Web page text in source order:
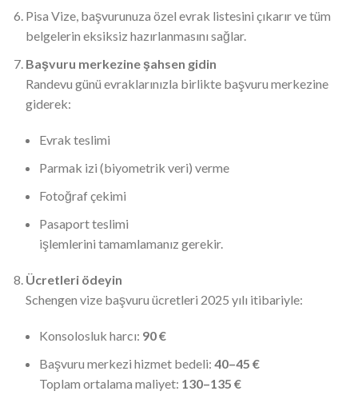
Pisa Vize, başvurunuza özel evrak listesini çıkarır ve tüm
belgelerin eksiksiz hazırlanmasını sağlar.
Başvuru merkezine şahsen gidin
Randevu günü evraklarınızla birlikte başvuru merkezine
giderek:
Evrak teslimi
Parmak izi (biyometrik veri) verme
Fotoğraf çekimi
Pasaport teslimi
işlemlerini tamamlamanız gerekir.
Ücretleri ödeyin
Schengen vize başvuru ücretleri 2025 yılı itibariyle:
Konsolosluk harcı: 90 €
Başvuru merkezi hizmet bedeli: 40–45 €
Toplam ortalama maliyet: 130–135 €